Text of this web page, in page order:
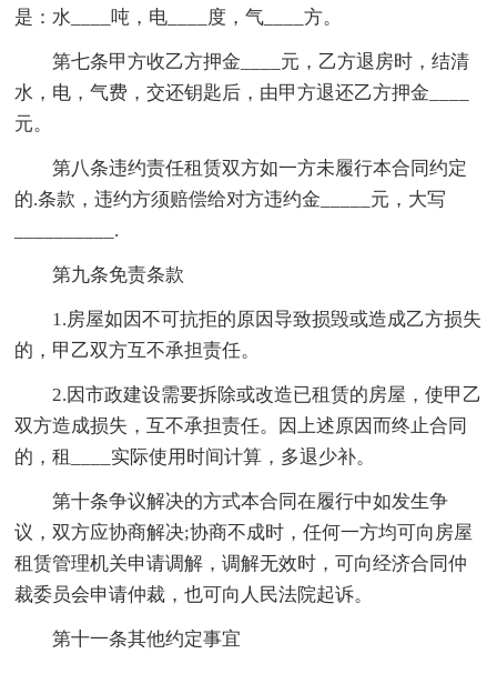
是：水____吨，电____度，气____方。
第七条甲方收乙方押金____元，乙方退房时，结清
水，电，气费，交还钥匙后，由甲方退还乙方押金____
元。
第八条违约责任租赁双方如一方未履行本合同约定
的.条款，违约方须赔偿给对方违约金_____元，大写
__________.
第九条免责条款
1.房屋如因不可抗拒的原因导致损毁或造成乙方损失
的，甲乙双方互不承担责任。
2.因市政建设需要拆除或改造已租赁的房屋，使甲乙
双方造成损失，互不承担责任。因上述原因而终止合同
的，租____实际使用时间计算，多退少补。
第十条争议解决的方式本合同在履行中如发生争
议，双方应协商解决;协商不成时，任何一方均可向房屋
租赁管理机关申请调解，调解无效时，可向经济合同仲
裁委员会申请仲裁，也可向人民法院起诉。
第十一条其他约定事宜